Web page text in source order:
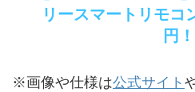
リースマートリモコ
円！
※画像や仕様は公式サイト